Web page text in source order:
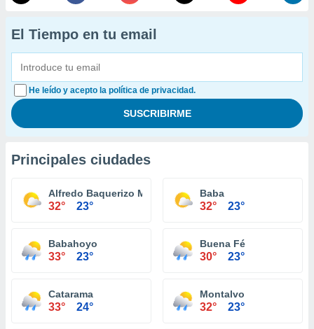
El Tiempo en tu email
He leído y acepto la política de privacidad.
Principales ciudades
Alfredo Baquerizo Moreno
32° 23°
Baba
32° 23°
Babahoyo
33° 23°
Buena Fé
30° 23°
Catarama
33° 24°
Montalvo
32° 23°